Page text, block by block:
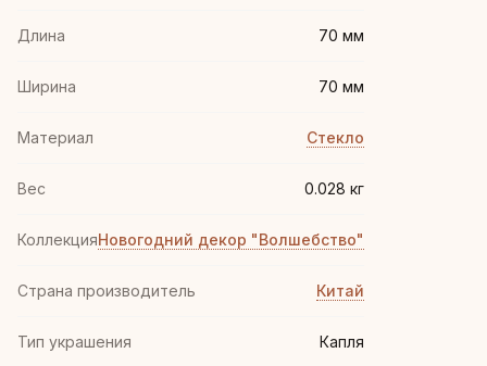
Длина 70 мм
Ширина 70 мм
Материал Стекло
Вес 0.028 кг
КоллекцияНовогодний декор "Волшебство"
Страна производитель Китай
Тип украшения Капля